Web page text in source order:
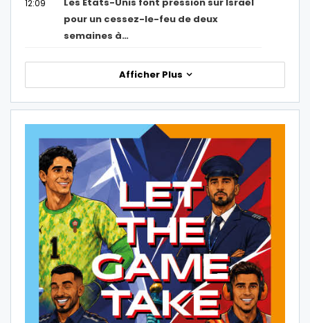
12:09
pour un cessez-le-feu de deux
semaines à…
Afficher Plus